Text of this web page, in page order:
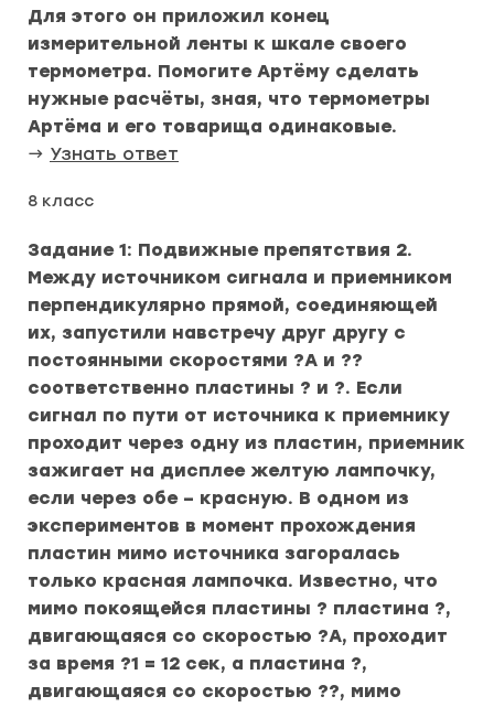
Для этого он приложил конец
измерительной ленты к шкале своего
термометра. Помогите Артёму сделать
нужные расчёты, зная, что термометры
Артёма и его товарища одинаковые.
→ Узнать ответ
8 класс
Задание 1: Подвижные препятствия 2.
Между источником сигнала и приемником
перпендикулярно прямой, соединяющей
их, запустили навстречу друг другу с
постоянными скоростями ?А и ??
соответственно пластины ? и ?. Если
сигнал по пути от источника к приемнику
проходит через одну из пластин, приемник
зажигает на дисплее желтую лампочку,
если через обе – красную. В одном из
экспериментов в момент прохождения
пластин мимо источника загоралась
только красная лампочка. Известно, что
мимо покоящейся пластины ? пластина ?,
двигающаяся со скоростью ?А, проходит
за время ?1 = 12 сек, а пластина ?,
двигающаяся со скоростью ??, мимо